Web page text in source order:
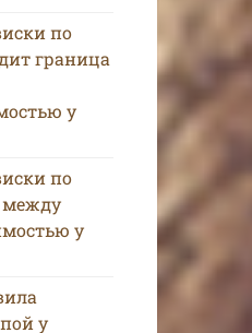
по
граница
у
по
между
у
у